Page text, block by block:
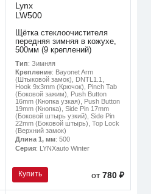
Lynx
LW500
Щётка стеклоочистителя
передняя зимняя в кожухе,
500мм (9 креплений)
Тип: Зимняя
Крепление: Bayonet Arm
(Штыковой замок), DNTL1.1,
Hook 9x3mm (Крючок), Pinch Tab
(Боковой зажим), Push Button
16mm (Кнопка узкая), Push Button
19mm (Кнопка), Side Pin 17mm
(Боковой штырь узкий), Side Pin
22mm (Боковой штырь), Top Lock
(Верхний замок)
Длина 1, мм: 500
Серия: LYNXauto Winter
Купить от780 ₽